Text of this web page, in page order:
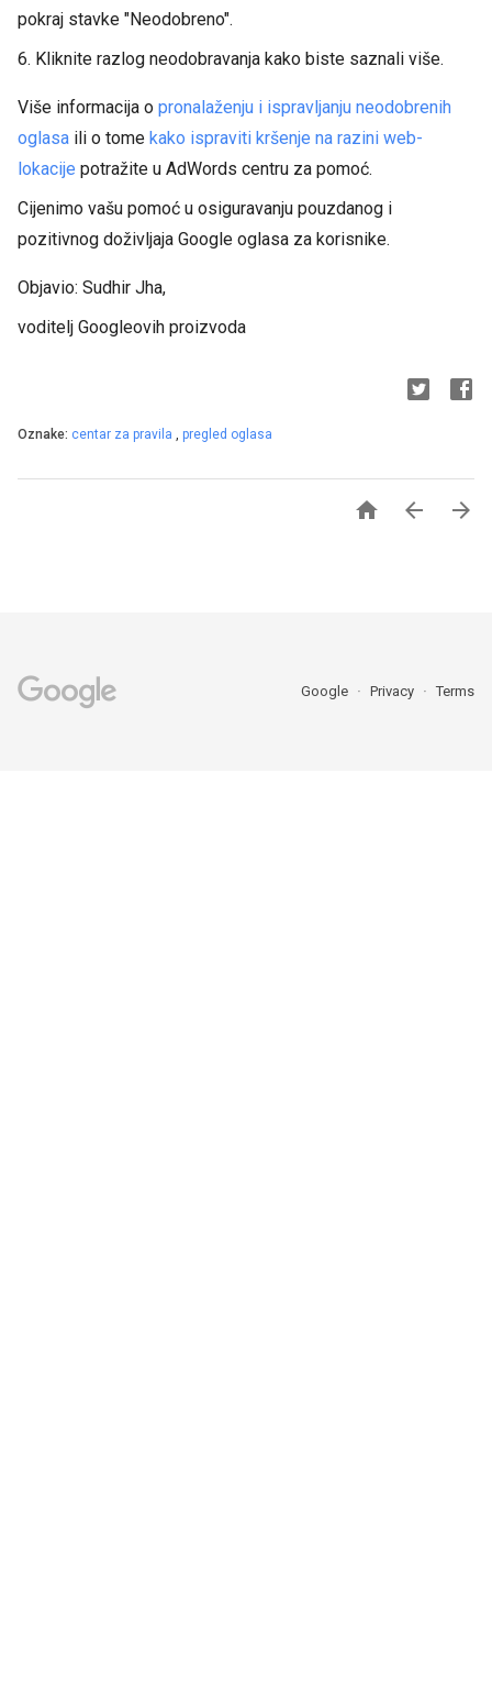
pokraj stavke "Neodobreno".
6. Kliknite razlog neodobravanja kako biste saznali više.
Više informacija o pronalaženju i ispravljanju neodobrenih
oglasa ili o tome kako ispraviti kršenje na razini web-
lokacije potražite u AdWords centru za pomoć.
Cijenimo vašu pomoć u osiguravanju pouzdanog i
pozitivnog doživljaja Google oglasa za korisnike.
Objavio: Sudhir Jha,
voditelj Googleovih proizvoda
Oznake: centar za pravila , pregled oglasa
  
Google Privacy Terms